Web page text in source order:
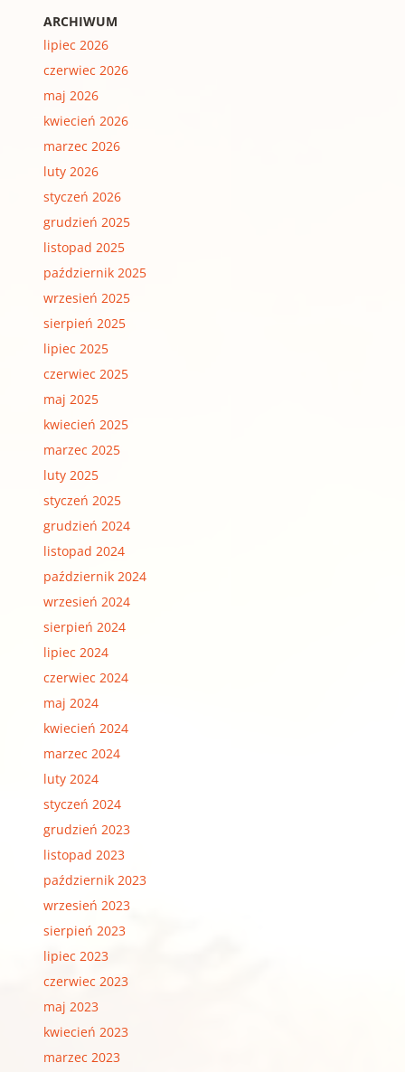
ARCHIWUM
lipiec 2026
czerwiec 2026
maj 2026
kwiecień 2026
marzec 2026
luty 2026
styczeń 2026
grudzień 2025
listopad 2025
październik 2025
wrzesień 2025
sierpień 2025
lipiec 2025
czerwiec 2025
maj 2025
kwiecień 2025
marzec 2025
luty 2025
styczeń 2025
grudzień 2024
listopad 2024
październik 2024
wrzesień 2024
sierpień 2024
lipiec 2024
czerwiec 2024
maj 2024
kwiecień 2024
marzec 2024
luty 2024
styczeń 2024
grudzień 2023
listopad 2023
październik 2023
wrzesień 2023
sierpień 2023
lipiec 2023
czerwiec 2023
maj 2023
kwiecień 2023
marzec 2023